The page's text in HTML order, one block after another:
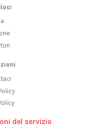
del servizio